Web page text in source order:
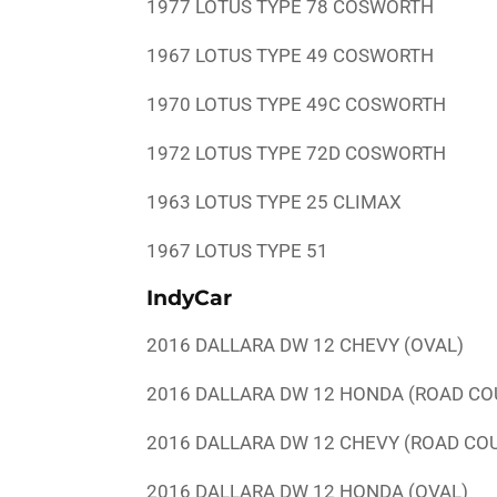
1977 LOTUS TYPE 78 COSWORTH
1967 LOTUS TYPE 49 COSWORTH
1970 LOTUS TYPE 49C COSWORTH
1972 LOTUS TYPE 72D COSWORTH
1963 LOTUS TYPE 25 CLIMAX
1967 LOTUS TYPE 51
IndyCar
2016 DALLARA DW 12 CHEVY (OVAL)
2016 DALLARA DW 12 HONDA (ROAD
2016 DALLARA DW 12 CHEVY (ROAD
2016 DALLARA DW 12 HONDA (OVAL)